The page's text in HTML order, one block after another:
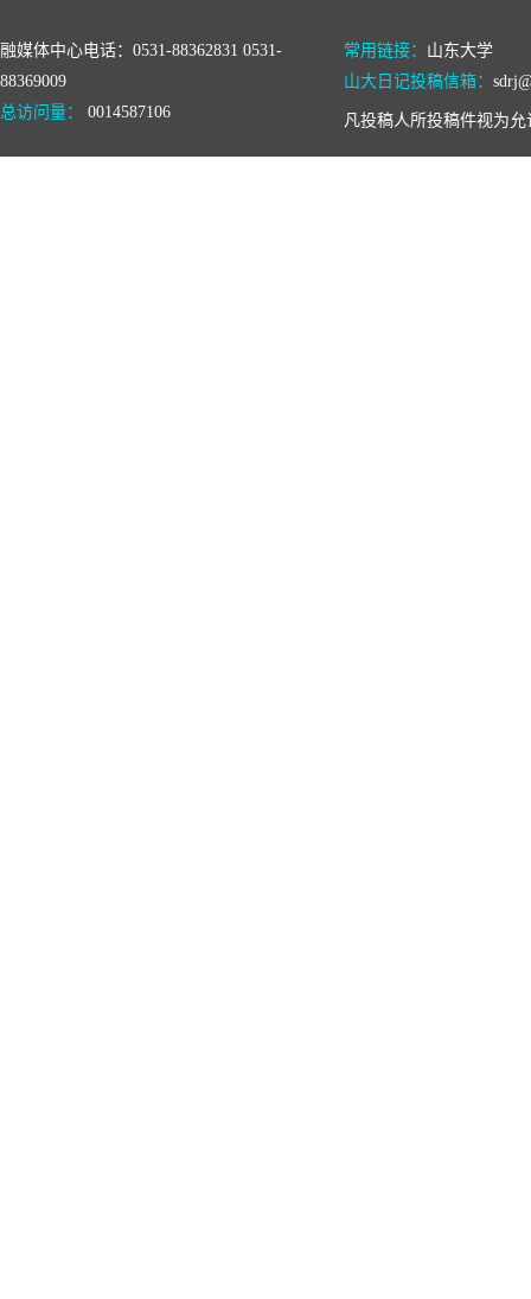
融媒体中心电话：0531-88362831 0531-
88369009
常用链接： 山东大学
山大日记投稿信箱：
总访问量：
0014587106 凡投稿人所投稿件视为